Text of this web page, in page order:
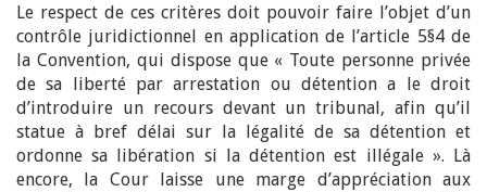
Le respect de ces critères doit pouvoir faire l’objet d’un
contrôle juridictionnel en application de l’article 5§4 de
la Convention, qui dispose que « Toute personne privée
de sa liberté par arrestation ou détention a le droit
d’introduire un recours devant un tribunal, afin qu’il
statue à bref délai sur la légalité de sa détention et
ordonne sa libération si la détention est illégale ». Là
encore, la Cour laisse une marge d’appréciation aux